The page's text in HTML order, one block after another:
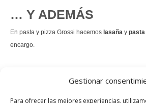
Gestionar
Para ofrecer las mejores experiencias,
… Y ADEMÁS
En pasta y pizza Grossi hacemos lasaña y pasta
encargo.
es un permanente.